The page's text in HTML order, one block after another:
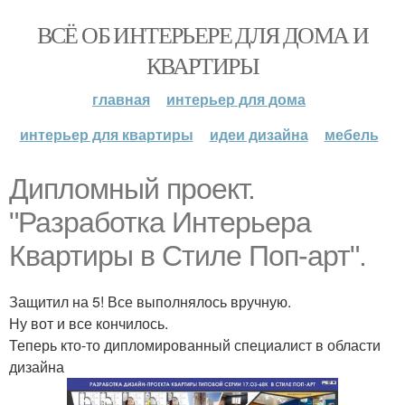
ВСЁ ОБ ИНТЕРЬЕРЕ ДЛЯ ДОМА И
КВАРТИРЫ
главная
интерьер для дома
интерьер для квартиры
идеи дизайна мебель
Дипломный проект.
"Разработка Интерьера
Квартиры в Стиле Поп-арт".
Защитил на 5! Все выполнялось вручную.
Ну вот и все кончилось.
Теперь кто-то дипломированный специалист в области
дизайна